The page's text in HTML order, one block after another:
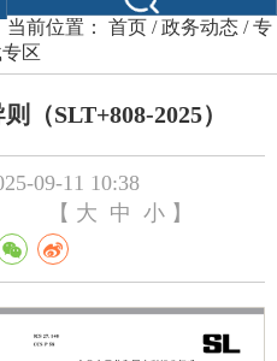
当前位置： 首页 /政务动态 /专
区
（SLT+808-2025）
09-11 10:38
【 大 中 小 】